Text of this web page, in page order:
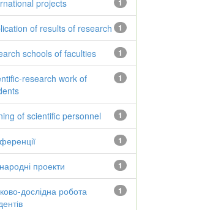
1
projects
1
of results of research
1
schools of faculties
1
research work of
1
of scientific personnel
1
1
проекти
1
дослідна робота